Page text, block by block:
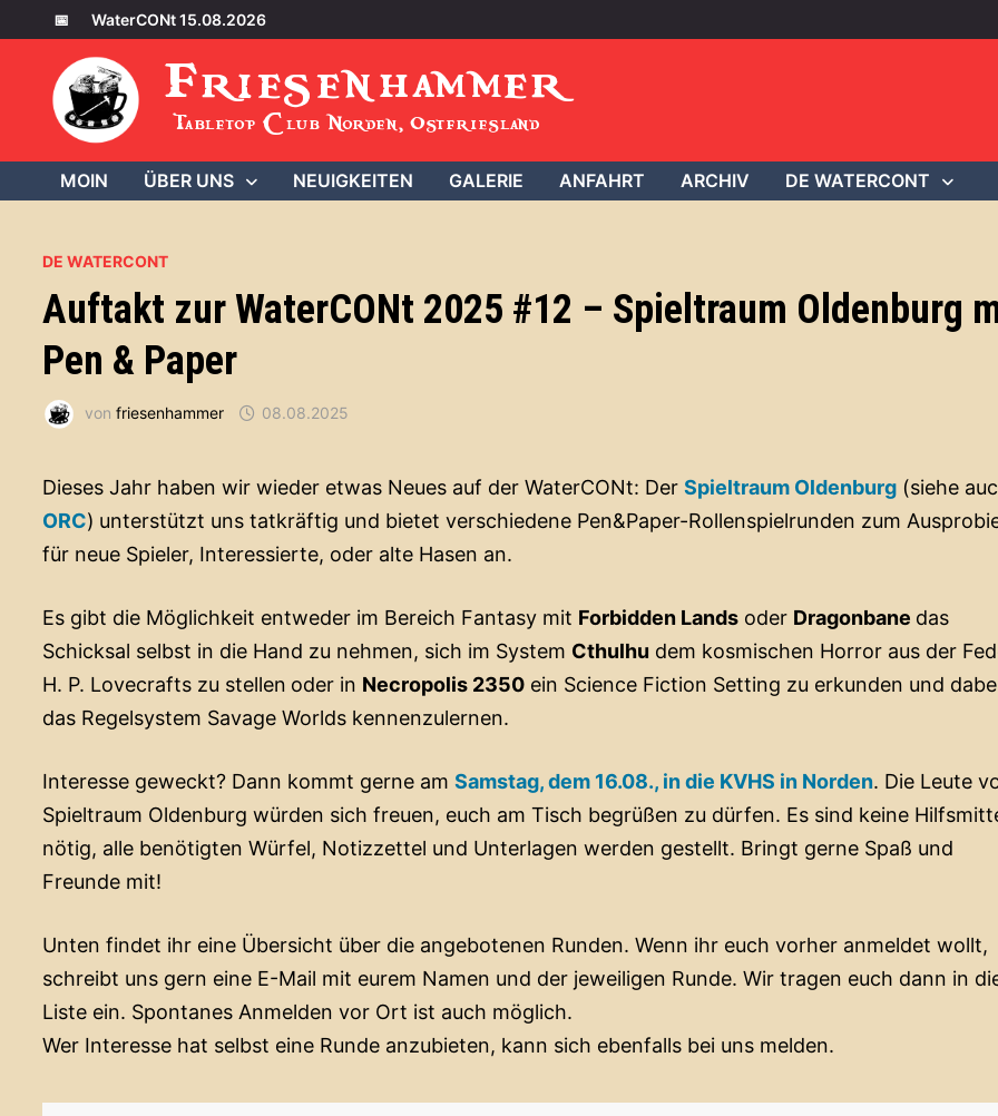
Inhalt
springen
📅 WaterCONt 15.08.2026
Friesenhammer
Tabletop Club Norden, Ostfriesland
MOIN ÜBER UNS NEUIGKEITEN GALERIE ANFAHRT ARCHIV DE WATERCONT
DE WATERCONT
Auftakt zur WaterCONt 2025 #12 – Spieltraum Oldenburg
Pen & Paper
vonfriesenhammer 08.08.2025
Dieses Jahr haben wir wieder etwas Neues auf der WaterCONt: DerSpieltraum Oldenburg (siehe
ORC) unterstützt uns tatkräftig und bietet verschiedene Pen&Paper-Rollenspielrunden zum
für neue Spieler, Interessierte, oder alte Hasen an.
Es gibt die Möglichkeit entweder im Bereich Fantasy mit Forbidden Lands oder Dragonbane das
Schicksal selbst in die Hand zu nehmen, sich im System Cthulhu dem kosmischen Horror aus der
H. P. Lovecrafts zu stellen oder in Necropolis 2350 ein Science Fiction Setting zu erkunden und
das Regelsystem Savage Worlds kennenzulernen.
Interesse geweckt? Dann kommt gerne amSamstag, dem 16.08., in die KVHS in Norden. Die Leute
Spieltraum Oldenburg würden sich freuen, euch am Tisch begrüßen zu dürfen. Es sind keine
nötig, alle benötigten Würfel, Notizzettel und Unterlagen werden gestellt. Bringt gerne Spaß und
Freunde mit!
Unten findet ihr eine Übersicht über die angebotenen Runden. Wenn ihr euch vorher anmeldet wollt,
schreibt uns gern eine E-Mail mit eurem Namen und der jeweiligen Runde. Wir tragen euch dann in
Liste ein. Spontanes Anmelden vor Ort ist auch möglich.
Wer Interesse hat selbst eine Runde anzubieten, kann sich ebenfalls bei uns melden.